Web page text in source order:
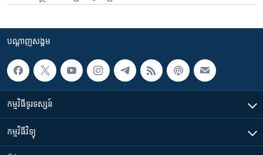
បណ្តាញ​សង្គម
កម្មវិធី​ទូរទស្សន៍
កម្មវិធី​វិទ្យុ